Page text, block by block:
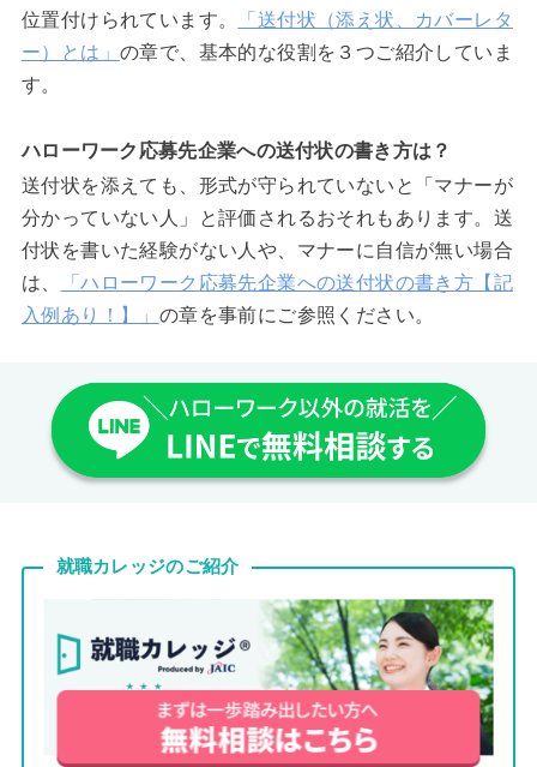
位置付けられています。
「送付状（添え状、カバーレタ
ー）とは」 の章で、基本的な役割を３つご紹介していま
す。
ハローワーク応募先企業への送付状の書き方は？
送付状を添えても、形式が守られていないと「マナーが
分かっていない人」と評価されるおそれもあります。送
付状を書いた経験がない人や、マナーに自信が無い場合
は、
「ハローワーク応募先企業への送付状の書き方【記
入例あり！】」 の章を事前にご参照ください。
就職カレッジのご紹介